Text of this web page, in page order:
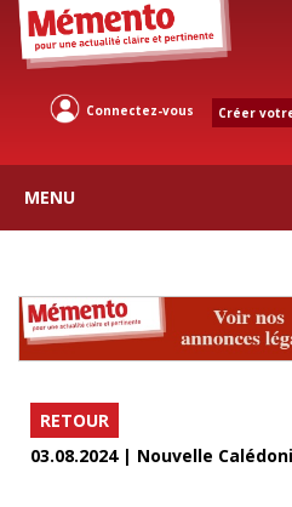
Connectez-vous Créer
MENU
RETOUR
03.08.2024 | Nouvelle